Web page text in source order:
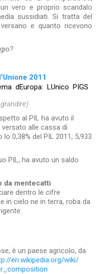
vero e proprio scandalo
sussidiati. Si tratta del
e quanto ricevono
2011
al PIL ha avuto il
alle cassa di
0,38% del PIL 2011, 5,933
PIL, ha avuto un saldo
da mentecatti
dentro le cifre
in cielo ne in terra, roba da
è un paese agricolo, da
en.wikipedia.org/wiki/